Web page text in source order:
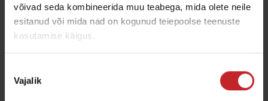
võivad seda kombineerida muu teabega, mida olete neile
esitanud või mida nad on kogunud teiepoolse teenuste
kasutamise käigus.
valik
Vajalik
Uus digiajakiri kõikidele Väderstadi põllumeestele.
Oluline info, uudised, kuluvosad, lisavarustus ja
nõuandeid hoolduseks.
Loe lähemalt ajakirjast "Optimeeritud tootlikkus"